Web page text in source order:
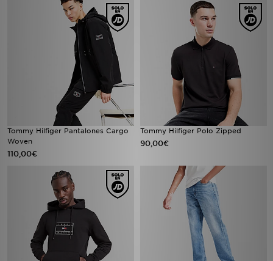
Tommy Hilfiger Pantalones Cargo
Woven
110,00€
Tommy Hilfiger Polo Zipped
90,00€